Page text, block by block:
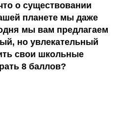
о существовании
планете мы даже
мы вам предлагаем
но увлекательный
свои школьные
8 баллов?